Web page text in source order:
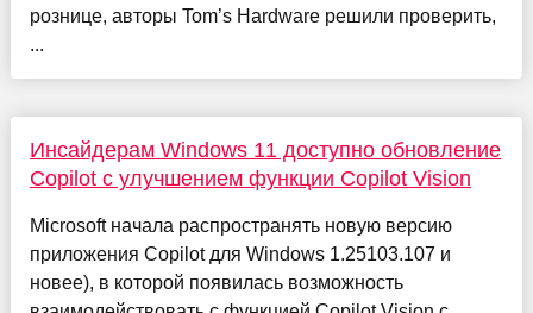
рознице, авторы Tom’s Hardware решили проверить,
...
Инсайдерам Windows 11 доступно обновление
Copilot с улучшением функции Copilot Vision
Microsoft начала распространять новую версию
приложения Copilot для Windows 1.25103.107 и
новее), в которой появилась возможность